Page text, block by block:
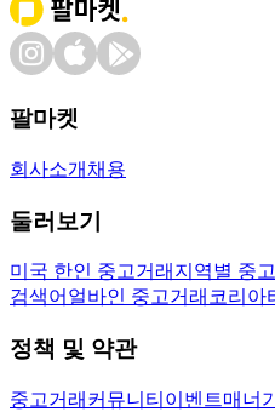
팔마켓
회사소개 채용
둘러보기
미국 한인 중고거래 지역별 중
검색어 얼바인 중고거래 코리아
정책 및 약관
중고거래 커뮤니티 이벤트매너